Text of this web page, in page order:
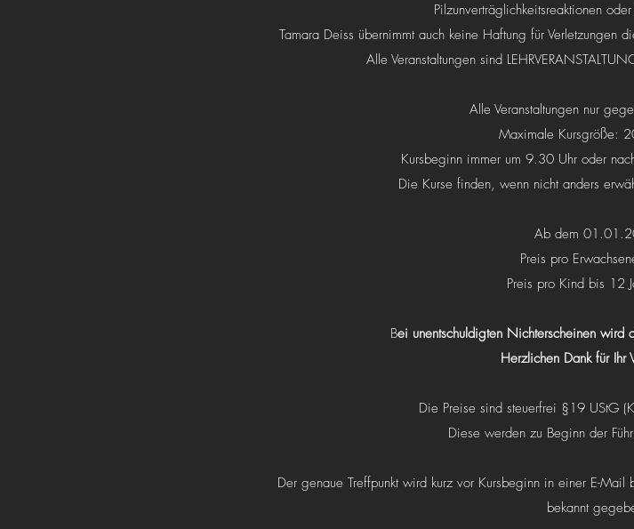
Pilzunverträglichkeitsreaktionen
Tamara Deiss übernimmt auch keine Haftung für Verletzungen
Alle Veranstaltungen sind
Alle Veranstaltungen nur
Maximale Kursgröße:
Kursbeginn immer um 9.30 Uhr oder
Die Kurse finden, wenn nicht anders
Ab dem
Preis pro
Preis pro Kind bis 12
Bei unentschuldigten Nichterscheinen wird
Herzlichen Dank für Ihr
Die Preise sind steuerfrei §19 UStG
Diese werden zu Beginn der
Der genaue Treffpunkt wird kurz vor Kursbeginn in einer E-
bekannt